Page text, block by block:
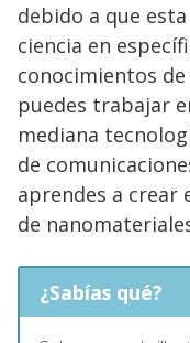
debido a que
ciencia en
conocimientos
puedes trabajar
mediana
de
aprendes a
de
¿Sabías qué?